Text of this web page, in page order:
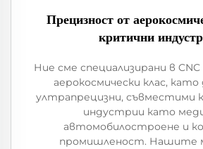
Прецизност от
критични
Ние сме специализирани в
аерокосмически клас,
ултрапрецизни, съвместими
индустрии като
автомобилостроене и
промишленост. Нашите